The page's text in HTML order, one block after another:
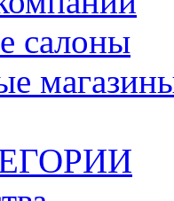
салоны